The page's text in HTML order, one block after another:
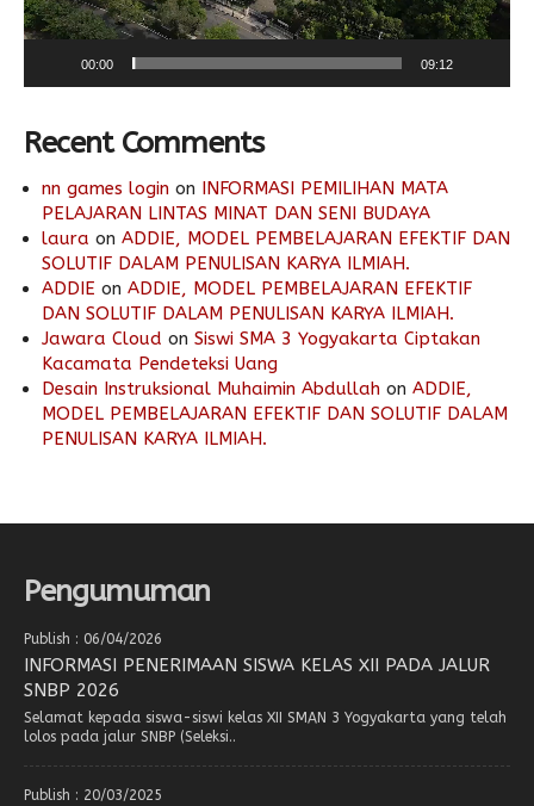
00:00 09:12
Recent Comments
nn games login on INFORMASI PEMILIHAN MATA
PELAJARAN LINTAS MINAT DAN SENI BUDAYA
laura on ADDIE, MODEL PEMBELAJARAN EFEKTIF DAN
SOLUTIF DALAM PENULISAN KARYA ILMIAH.
ADDIE on ADDIE, MODEL PEMBELAJARAN EFEKTIF
DAN SOLUTIF DALAM PENULISAN KARYA ILMIAH.
Jawara Cloud on Siswi SMA 3 Yogyakarta Ciptakan
Kacamata Pendeteksi Uang
Desain Instruksional Muhaimin Abdullah on ADDIE,
MODEL PEMBELAJARAN EFEKTIF DAN SOLUTIF DALAM
PENULISAN KARYA ILMIAH.
Pengumuman
Publish : 06/04/2026
INFORMASI PENERIMAAN SISWA KELAS XII PADA JALUR
SNBP 2026
Selamat kepada siswa-siswi kelas XII SMAN 3 Yogyakarta yang telah
lolos pada jalur SNBP (Seleksi..
Publish : 20/03/2025